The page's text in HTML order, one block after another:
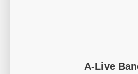
A-Live